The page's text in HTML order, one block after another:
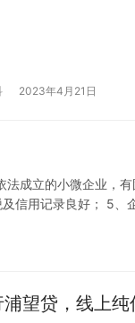
2023年4月21日
成立的小微企业，
信用记录良好； 5
浦望贷，线上